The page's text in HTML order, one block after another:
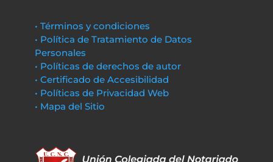
• Términos y condiciones
• Política de Tratamiento de Datos
Personales
• Políticas de derechos de autor
• Certificado de Accesibilidad
• Políticas de Privacidad Web
• Mapa del Sitio